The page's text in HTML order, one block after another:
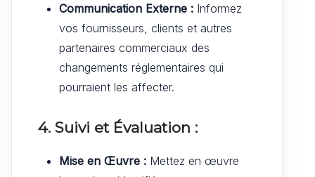
Communication Externe : Informez
vos fournisseurs, clients et autres
partenaires commerciaux des
changements réglementaires qui
pourraient les affecter.
4. Suivi et Évaluation :
Mise en Œuvre : Mettez en œuvre